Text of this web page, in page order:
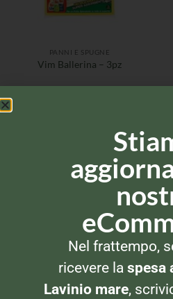
PANNI E SPUGNE
Vim Ballerina – 3pz
PANNI E SPUGNE
Arix Supermorbido
Pavimenti
Nel frattempo,
ricevere la spesa
Lavinio mare,